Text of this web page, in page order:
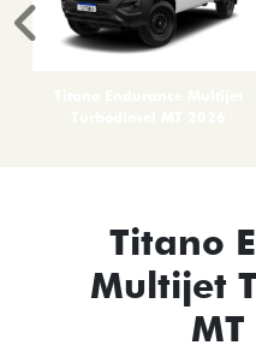
Anterior
Titano
Multijet